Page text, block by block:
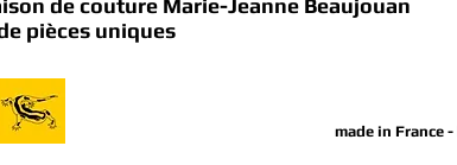
de couture Marie-Jeanne Beaujouan
pièces uniques
made in France